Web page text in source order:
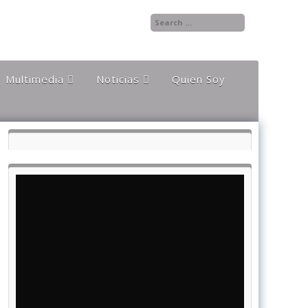
Multimedia
Documentos
Videos
Noticias
Noticias
Noticias Nacionales
Quien Soy